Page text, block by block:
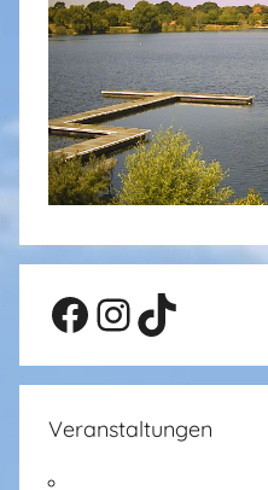
Facebook
Instagram
TikTok
Veranstaltungen